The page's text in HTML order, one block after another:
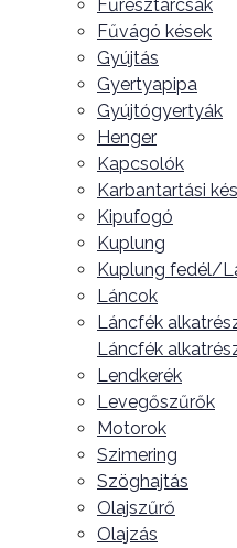
Fűrésztárcsák
Fűvágó kések
Gyújtás
Gyertyapipa
Gyújtógyertyák
Henger
Kapcsolók
Karbantartási
Kipufogó
Kuplung
Kuplung fedél/
Láncok
Láncfék
Láncfék
Lendkerék
Levegőszűrők
Motorok
Szimering
Szöghajtás
Olajszűrő
Olajzás